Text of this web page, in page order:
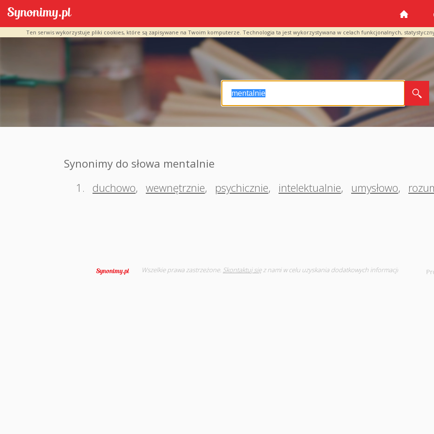
Ten serwis wykorzystuje pliki cookies, które są zapisywane na Twoim komputerze. Technologia ta jest wykorzystywana w celach funkcjonalnych,
Synonimy do słowa mentalnie
1.
duchowo, wewnętrznie, psychicznie, intelektualnie, umysłowo,
Wszelkie prawa zastrzeżone. Skontaktuj sięz nami w celu uzyskania dodatkowych informacji